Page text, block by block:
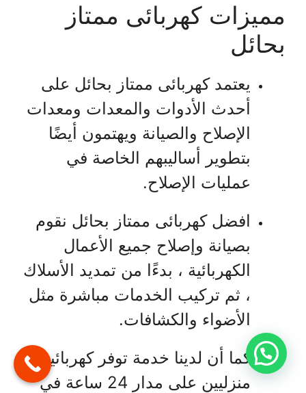
مميزات كهربائى ممتاز
بحائل
يعتمد كهربائى ممتاز بحائل على
أحدث الأدوات والمعدات ومعدات
الإصلاح والصيانة ويهتمون أيضًا
بتطوير أساليبهم الخاصة في
عمليات الإصلاح.
افضل كهربائى ممتاز بحائل نقوم
بصيانة وإصلاح جميع الأعمال
الكهربائية ، بدءًا من تمديد الأسلاك
، ثم تركيب الخدمات مباشرة مثل
الأضواء والكشافات.
كما أن لدينا خدمة توفر كهربائيين
منزليين على مدار 24 ساعة في